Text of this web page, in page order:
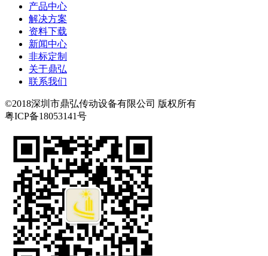
产品中心
解决方案
资料下载
新闻中心
非标定制
关于鼎弘
联系我们
©2018深圳市鼎弘传动设备有限公司 版权所有
粤ICP备18053141号